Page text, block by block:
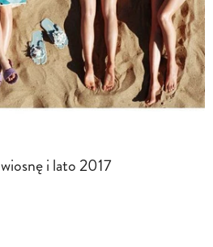
i lato 2017